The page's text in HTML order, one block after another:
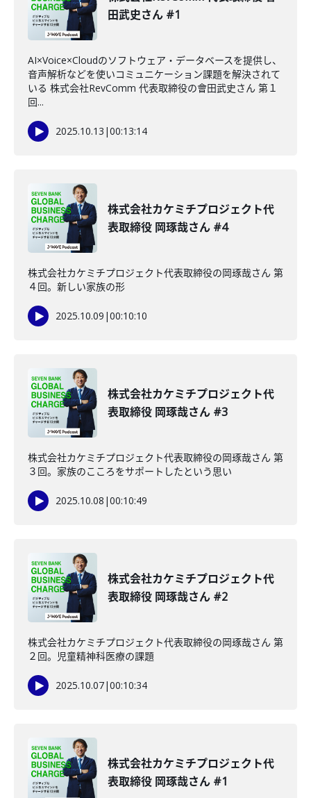
田武史さん #1
AI×Voice×Cloudのソフトウェア・データベースを提供し、
音声解析などを使いコミュニケーション課題を解決されて
いる 株式会社RevComm 代表取締役の會田武史さん 第１
回...
2025.10.13 |00:13:14
株式会社カケミチプロジェクト代
表取締役 岡琢哉さん #4
株式会社カケミチプロジェクト代表取締役の岡琢哉さん 第
４回。新しい家族の形
2025.10.09 |00:10:10
株式会社カケミチプロジェクト代
表取締役 岡琢哉さん #3
株式会社カケミチプロジェクト代表取締役の岡琢哉さん 第
３回。家族のこころをサポートしたという思い
2025.10.08 |00:10:49
株式会社カケミチプロジェクト代
表取締役 岡琢哉さん #2
株式会社カケミチプロジェクト代表取締役の岡琢哉さん 第
２回。児童精神科医療の課題
2025.10.07|00:10:34
株式会社カケミチプロジェクト代
表取締役 岡琢哉さん #1